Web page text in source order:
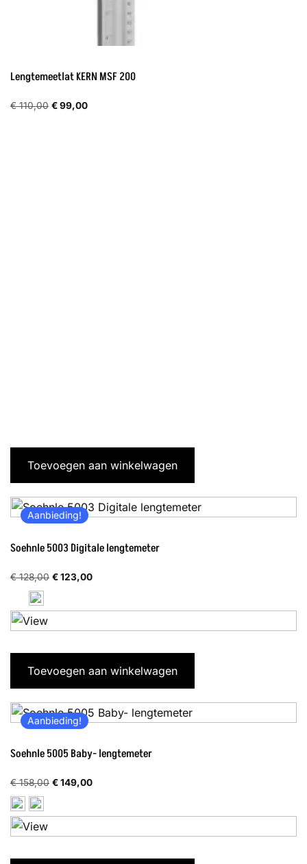
Lengtemeetlat KERN MSF 200
€110,00 Oorspronkelijke
€99,00Huidige
Toevoegen aan winkelwagen
Aanbieding!
Soehnle 5003 Digitale lengtemeter
€128,00 Oorspronkelijke
was:
€ 128,00.
€123,00Huidige
is:
€ 123,00.
Toevoegen aan winkelwagen
Aanbieding!
Soehnle 5005 Baby- lengtemeter
€158,00 Oorspronkelijke
was:
€ 158,00.
€149,00Huidige
is:
€ 149,00.